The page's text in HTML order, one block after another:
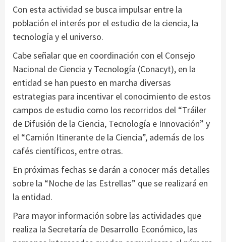
Con esta actividad se busca impulsar entre la
población el interés por el estudio de la ciencia, la
tecnología y el universo.
Cabe señalar que en coordinación con el Consejo
Nacional de Ciencia y Tecnología (Conacyt), en la
entidad se han puesto en marcha diversas
estrategias para incentivar el conocimiento de estos
campos de estudio como los recorridos del “Tráiler
de Difusión de la Ciencia, Tecnología e Innovación” y
el “Camión Itinerante de la Ciencia”, además de los
cafés científicos, entre otras.
En próximas fechas se darán a conocer más detalles
sobre la “Noche de las Estrellas” que se realizará en
la entidad.
Para mayor información sobre las actividades que
realiza la Secretaría de Desarrollo Económico, las